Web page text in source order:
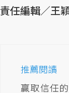
責任編輯／王
推薦閱讀
贏取信任